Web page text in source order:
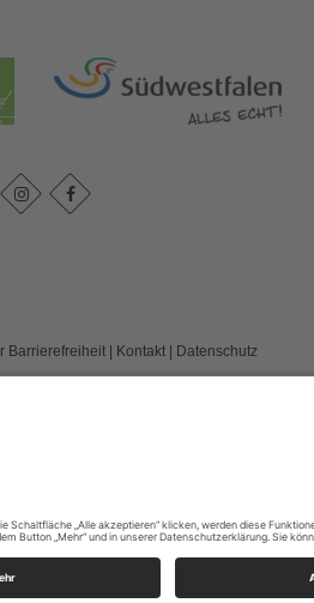
Barrierefreiheit| Kontakt| Datenschutz
Einstellungen